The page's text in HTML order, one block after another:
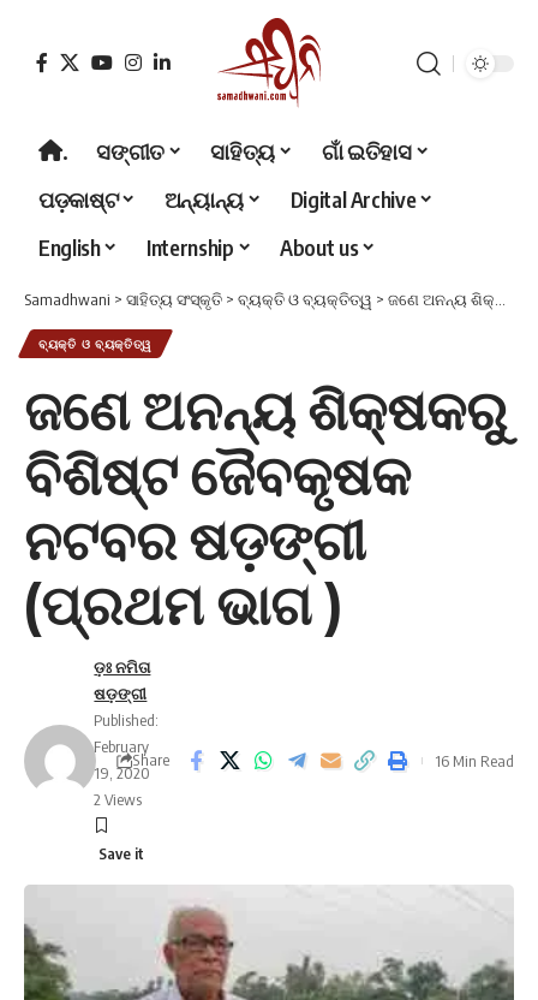
. ସଙ୍ଗୀତ ସାହିତ୍ୟ
ଗାଁ ଇତିହାସ
ପଡ଼କାଷ୍ଟ
ଅନ୍ୟାନ୍ୟ
Digital Archive
English
Internship About us
Samadhwani > ସାହିତ୍ୟ ସଂସ୍କୃତି > ବ୍ୟକ୍ତି ଓ ବ୍ୟକ୍ତିତ୍ୱ > ଜଣେ ଅନନ୍ୟ ଶିକ୍ଷକରୁ ବିଶିଷ୍ଟ ଜୈବକୃଷକ ନଟବର ଷଡ଼ଙ୍ଗୀ (ପ୍ରଥମ ଭାଗ )
ବ୍ୟକ୍ତି ଓ ବ୍ୟକ୍ତିତ୍ୱ
ଜଣେ ଅନନ୍ୟ ଶିକ୍ଷକରୁ
ବିଶିଷ୍ଟ ଜୈବକୃଷକ
ନଟବର ଷଡ଼ଙ୍ଗୀ
(ପ୍ରଥମ ଭାଗ )
ଡ଼ଃ ନମିତା
ଷଡ଼ଙ୍ଗୀ
Published:
February
19, 2020
2 Views
Share 16 Min Read